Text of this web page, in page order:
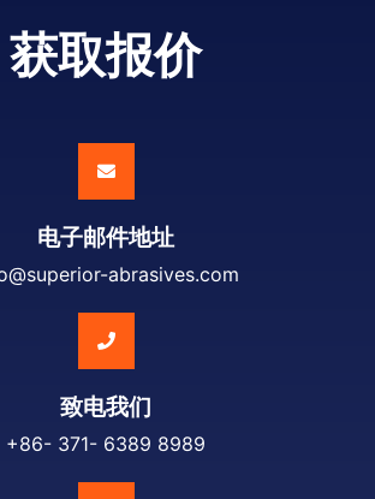
获取报价
电子邮件地址
abrasives.com
致电我们
+86- 371- 6389 8989